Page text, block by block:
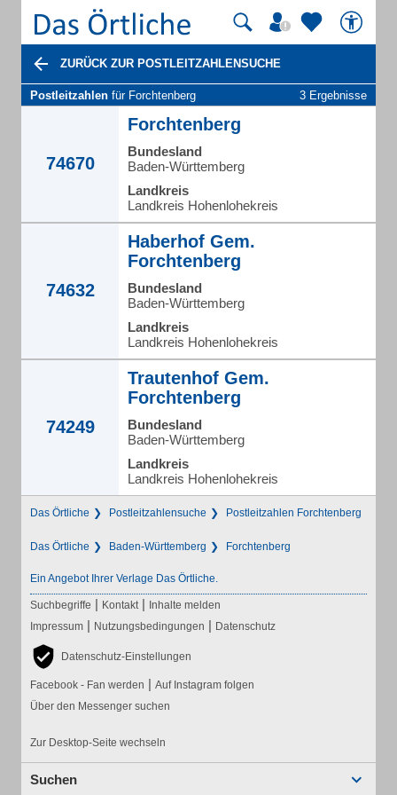
ZURÜCK ZUR POSTLEITZAHLENSUCHE
Postleitzahlen für Forchtenberg 3 Ergebnisse
74670
Forchtenberg
Bundesland
Baden-Württemberg
Landkreis
Landkreis Hohenlohekreis
74632
Haberhof Gem.
Forchtenberg
Bundesland
Baden-Württemberg
Landkreis
Landkreis Hohenlohekreis
74249
Trautenhof Gem.
Forchtenberg
Bundesland
Baden-Württemberg
Landkreis
Landkreis Hohenlohekreis
Das Örtliche Postleitzahlensuche Postleitzahlen Forchtenberg
Das Örtliche Baden-Württemberg Forchtenberg
Ein Angebot Ihrer Verlage Das Örtliche.
Suchbegriffe | Kontakt | Inhalte melden
Impressum | Nutzungsbedingungen | Datenschutz
Datenschutz-Einstellungen
Facebook - Fan werden | Auf Instagram folgen
Über den Messenger suchen
Zur Desktop-Seite wechseln
Suchen